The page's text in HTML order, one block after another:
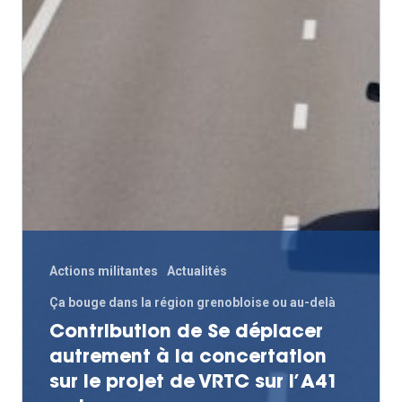
Actions militantes Actualités
Ça bouge dans la région grenobloise ou au-delà
Contribution de Se déplacer
autrement à la concertation
sur le projet de VRTC sur l’A41